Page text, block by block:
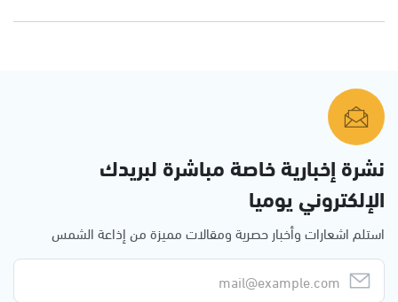
نشرة إخبارية خاصة مباشرة لبريدك
الإلكتروني يوميا
استلم اشعارات وأخبار حصرية ومقالات مميزة من إذاعة الشمس